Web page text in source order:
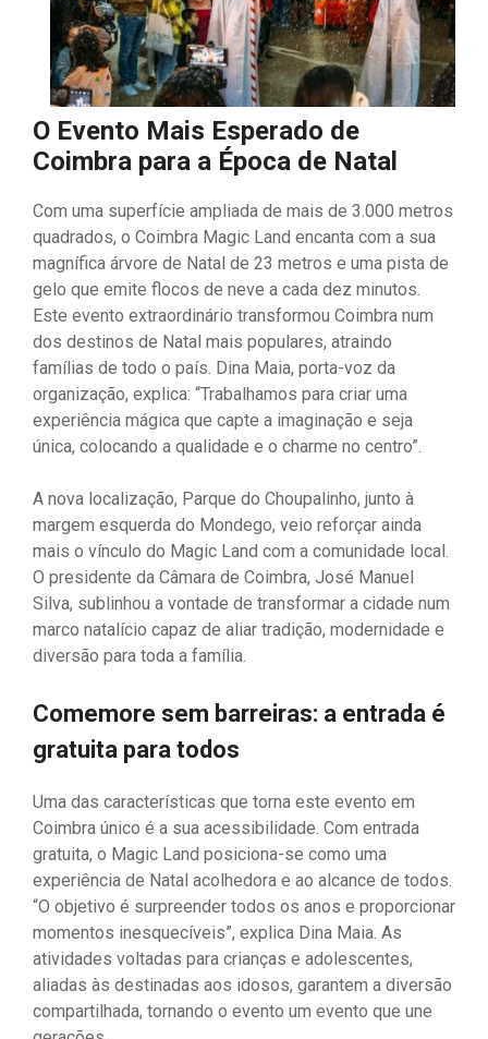
O Evento Mais Esperado de
Coimbra para a Época de Natal
Com uma superfície ampliada de mais de 3.000 metros
quadrados, o Coimbra Magic Land encanta com a sua
magnífica árvore de Natal de 23 metros e uma pista de
gelo que emite flocos de neve a cada dez minutos.
Este evento extraordinário transformou Coimbra num
dos destinos de Natal mais populares, atraindo
famílias de todo o país. Dina Maia, porta-voz da
organização, explica: “Trabalhamos para criar uma
experiência mágica que capte a imaginação e seja
única, colocando a qualidade e o charme no centro”.
A nova localização, Parque do Choupalinho, junto à
margem esquerda do Mondego, veio reforçar ainda
mais o vínculo do Magic Land com a comunidade local.
O presidente da Câmara de Coimbra, José Manuel
Silva, sublinhou a vontade de transformar a cidade num
marco natalício capaz de aliar tradição, modernidade e
diversão para toda a família.
Comemore sem barreiras: a entrada é
gratuita para todos
Uma das características que torna este evento em
Coimbra único é a sua acessibilidade. Com entrada
gratuita, o Magic Land posiciona-se como uma
experiência de Natal acolhedora e ao alcance de todos.
“O objetivo é surpreender todos os anos e proporcionar
momentos inesquecíveis”, explica Dina Maia. As
atividades voltadas para crianças e adolescentes,
aliadas às destinadas aos idosos, garantem a diversão
compartilhada, tornando o evento um evento que une